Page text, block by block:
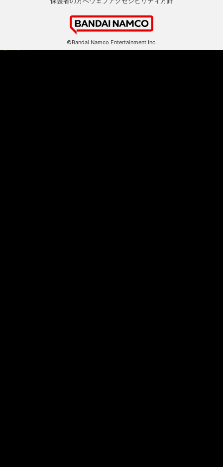
©Bandai Namco Entertainment Inc.